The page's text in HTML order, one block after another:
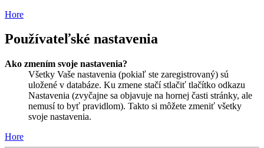
Hore
Používateľské nastavenia
Ako zmením svoje nastavenia?
Všetky Vaše nastavenia (pokiaľ ste zaregistrovaný) sú
uložené v databáze. Ku zmene stačí stlačiť tlačítko odkazu
Nastavenia (zvyčajne sa objavuje na hornej časti stránky, ale
nemusí to byť pravidlom). Takto si môžete zmeniť všetky
svoje nastavenia.
Hore